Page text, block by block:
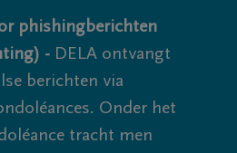
phishingberichten
- DELA ontvangt
berichten via
Onder het
tracht men